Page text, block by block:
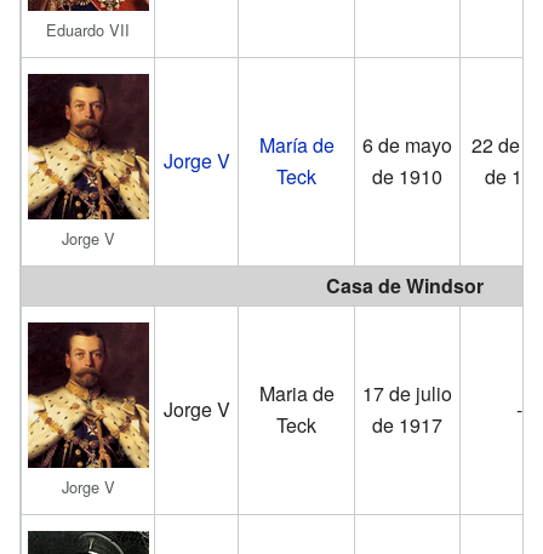
Eduardo VII
Jorge V
Jorge V
María de
Teck
6 de mayo
de 1910
22 de
de
Casa de Windsor
Jorge V
Jorge V
Maria de
Teck
17 de julio
de 1917
-